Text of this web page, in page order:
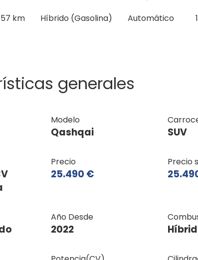
km Híbrido (Gasolina) Automático
generales
Modelo
Qashqai SUV
Precio
25.490 €
Precio
Año Desde
2022